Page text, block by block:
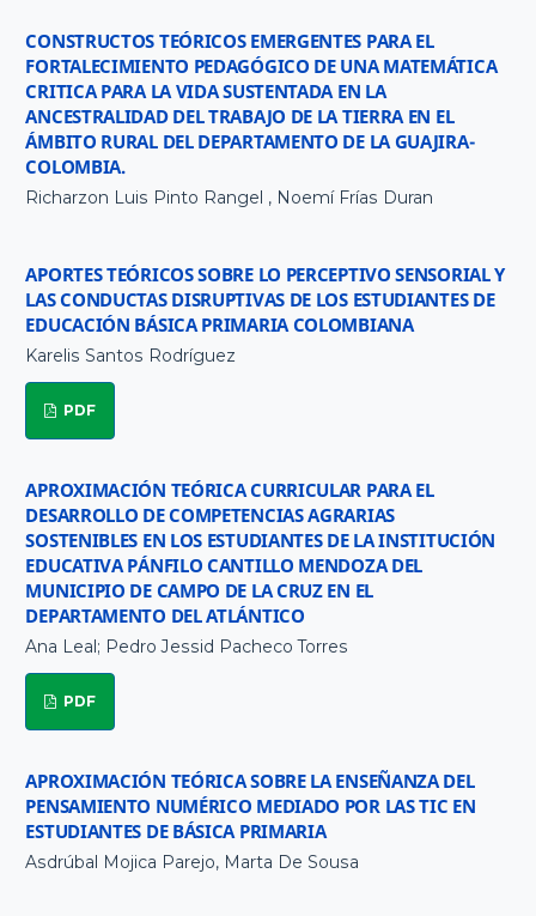
CONSTRUCTOS TEÓRICOS EMERGENTES PARA EL
FORTALECIMIENTO PEDAGÓGICO DE UNA MATEMÁTICA
CRITICA PARA LA VIDA SUSTENTADA EN LA
ANCESTRALIDAD DEL TRABAJO DE LA TIERRA EN EL
ÁMBITO RURAL DEL DEPARTAMENTO DE LA GUAJIRA-
COLOMBIA.
Richarzon Luis Pinto Rangel , Noemí Frías Duran
APORTES TEÓRICOS SOBRE LO PERCEPTIVO SENSORIAL Y
LAS CONDUCTAS DISRUPTIVAS DE LOS ESTUDIANTES DE
EDUCACIÓN BÁSICA PRIMARIA COLOMBIANA
Karelis Santos Rodríguez
PDF
APROXIMACIÓN TEÓRICA CURRICULAR PARA EL
DESARROLLO DE COMPETENCIAS AGRARIAS
SOSTENIBLES EN LOS ESTUDIANTES DE LA INSTITUCIÓN
EDUCATIVA PÁNFILO CANTILLO MENDOZA DEL
MUNICIPIO DE CAMPO DE LA CRUZ EN EL
DEPARTAMENTO DEL ATLÁNTICO
Ana Leal; Pedro Jessid Pacheco Torres
PDF
APROXIMACIÓN TEÓRICA SOBRE LA ENSEÑANZA DEL
PENSAMIENTO NUMÉRICO MEDIADO POR LAS TIC EN
ESTUDIANTES DE BÁSICA PRIMARIA
Asdrúbal Mojica Parejo, Marta De Sousa